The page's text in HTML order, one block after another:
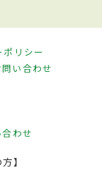
リシー
問い合わせ
わせ
】